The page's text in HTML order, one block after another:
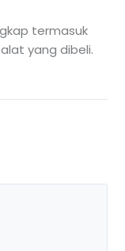
termasuk
yang dibeli.